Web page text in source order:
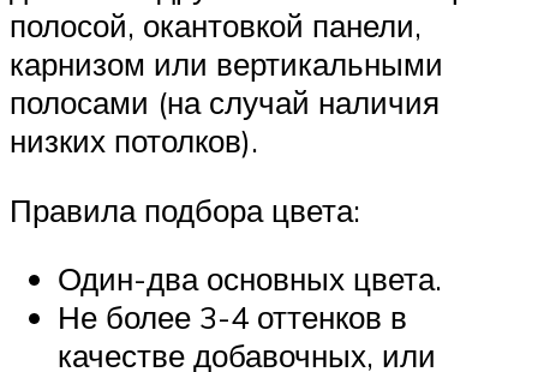
полосой, окантовкой панели,
карнизом или вертикальными
полосами (на случай наличия
низких потолков).
Правила подбора цвета:
Один-два основных цвета.
Не более 3-4 оттенков в
качестве добавочных, или